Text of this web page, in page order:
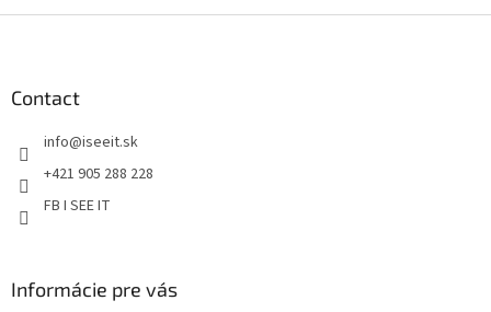
Contact
info@iseeit.sk
+421 905 288 228
FB I SEE IT
Informácie pre vás